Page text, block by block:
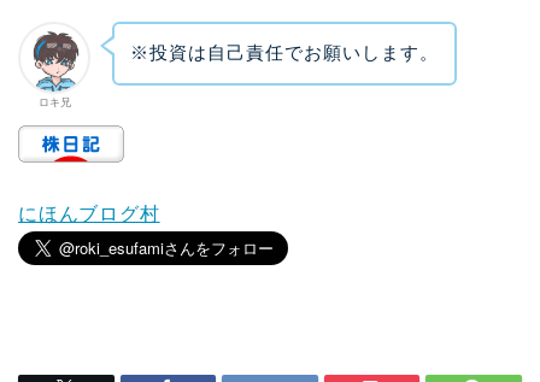
ロキ兄
※投資は自己責任でお願いします。
にほんブログ村